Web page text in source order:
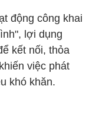
động công khai
lợi dụng
kết nối, thỏa
việc phát
khó khăn.